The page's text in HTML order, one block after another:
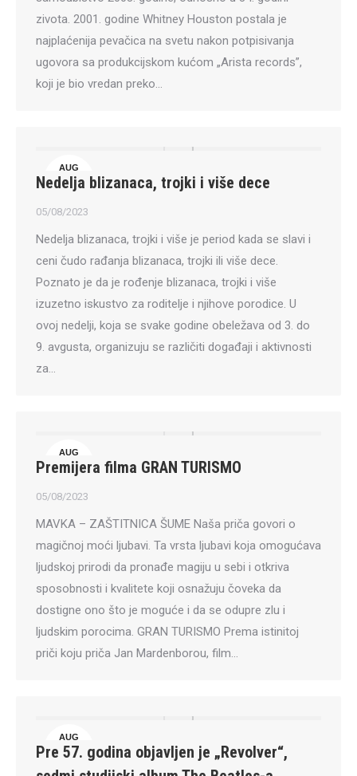
zivota. 2001. godine Whitney Houston postala je
najplaćenija pevačica na svetu nakon potpisivanja
ugovora sa produkcijskom kućom „Arista records”,
koji je bio vredan preko…
AUG
5
Nedelja blizanaca, trojki i više dece
05/08/2023
Nedelja blizanaca, trojki i više je period kada se slavi i
ceni čudo rađanja blizanaca, trojki ili više dece.
Poznato je da je rođenje blizanaca, trojki i više
izuzetno iskustvo za roditelje i njihove porodice. U
ovoj nedelji, koja se svake godine obeležava od 3. do
9. avgusta, organizuju se različiti događaji i aktivnosti
za…
AUG
5
Premijera filma GRAN TURISMO
05/08/2023
MAVKA – ZAŠTITNICA ŠUME Naša priča govori o
magičnoj moći ljubavi. Ta vrsta ljubavi koja omogućava
ljudskoj prirodi da pronađe magiju u sebi i otkriva
sposobnosti i kvalitete koji osnažuju čoveka da
dostigne ono što je moguće i da se odupre zlu i
ljudskim porocima. GRAN TURISMO Prema istinitoj
priči koju priča Jan Mardenborou, film…
AUG
5
Pre 57. godina objavljen je „Revolver“,